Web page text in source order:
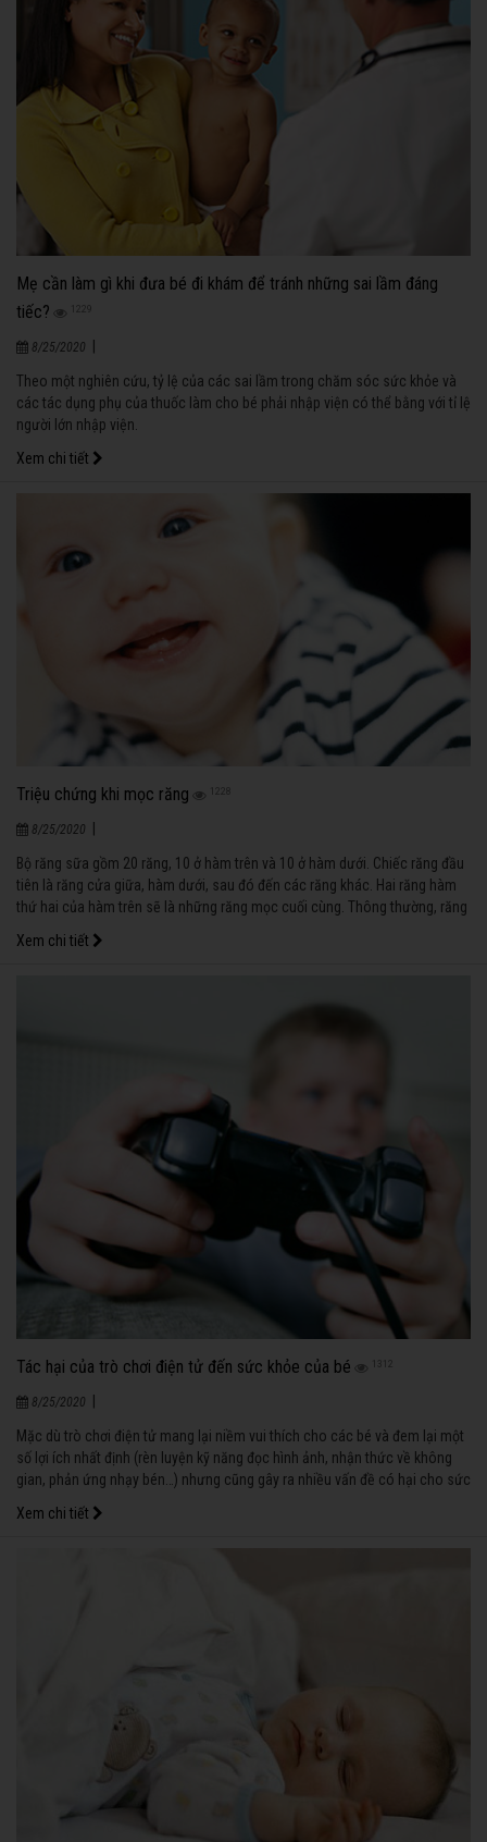
Mẹ cần làm gì khi đưa bé đi khám để tránh những sai lầm đáng
tiếc?
1229
8/25/2020
Theo một nghiên cứu, tỷ lệ của các sai lầm trong chăm sóc sức khỏe và
các tác dụng phụ của thuốc làm cho bé phải nhập viện có thể bằng với tỉ lệ
người lớn nhập viện.
Xem chi tiết
Triệu chứng khi mọc răng 1228
8/25/2020
Bộ răng sữa gồm 20 răng, 10 ở hàm trên và 10 ở hàm dưới. Chiếc răng đầu
tiên là răng cửa giữa, hàm dưới, sau đó đến các răng khác. Hai răng hàm
thứ hai của hàm trên sẽ là những răng mọc cuối cùng. Thông thường, răng
Xem chi tiết
Tác hại của trò chơi điện tử đến sức khỏe của bé 1312
8/25/2020
Mặc dù trò chơi điện tử mang lại niềm vui thích cho các bé và đem lại một
số lợi ích nhất định (rèn luyện kỹ năng đọc hình ảnh, nhận thức về không
gian, phản ứng nhạy bén…) nhưng cũng gây ra nhiều vấn đề có hại cho sức
Xem chi tiết